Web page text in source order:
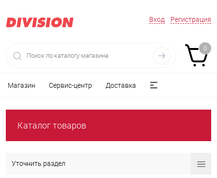
Вход Регистрация
0
Магазин Сервис-центр Доставка
Каталог товаров
Уточнить раздел